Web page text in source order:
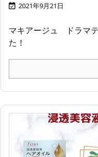
 2021年9月21日
マキアージュ ドラマ
た！